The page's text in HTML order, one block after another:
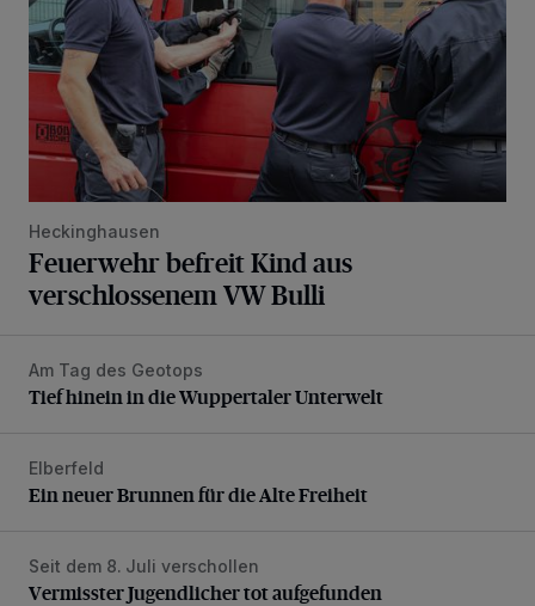
Heckinghausen
Feuerwehr befreit Kind aus
verschlossenem VW Bulli
Tief hinein in die Wuppertaler Unterwelt
Am Tag des Geotops
Tief hinein in die Wuppertaler Unterwelt
Ein neuer Brunnen für die Alte Freiheit
Elberfeld
Ein neuer Brunnen für die Alte Freiheit
Vermisster Jugendlicher tot aufgefunden
Seit dem 8. Juli verschollen
Vermisster Jugendlicher tot aufgefunden